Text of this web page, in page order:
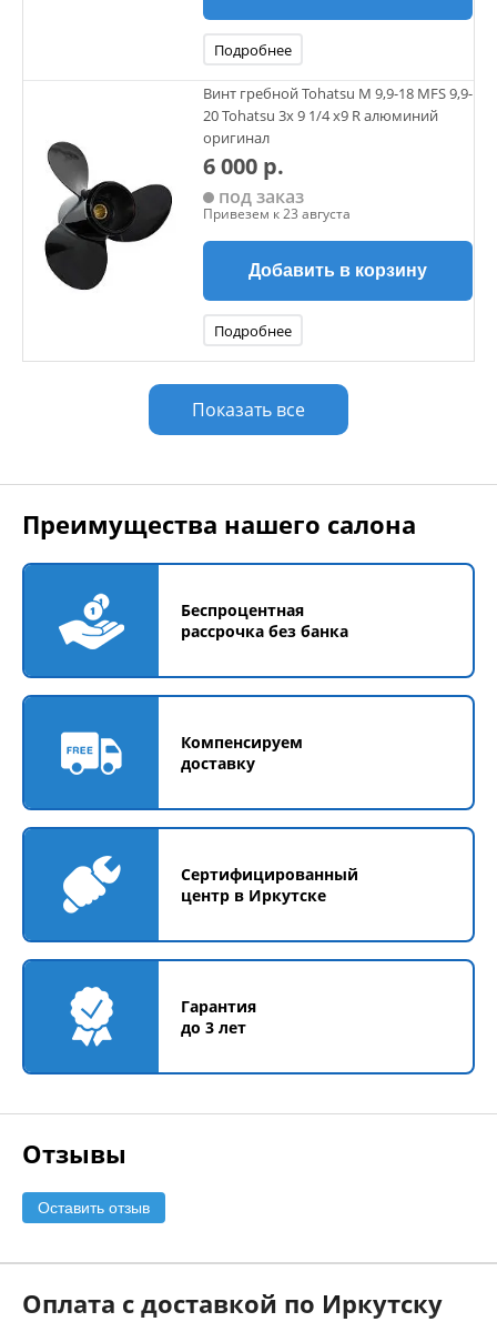
Подробнее
Винт гребной Tohatsu M 9,9-18 MFS 9,9-
20 Tohatsu 3х 9 1/4 х9 R алюминий
оригинал
6 000 р.
под заказ
Привезем к 23 августа
Добавить в корзину
Подробнее
Показать все
Преимущества нашего салона
Беспроцентная
рассрочка без банка
Компенсируем
доставку
Сертифицированный
центр в Иркутске
Гарантия
до 3 лет
Отзывы
Оставить отзыв
Оплата с доставкой по Иркутску